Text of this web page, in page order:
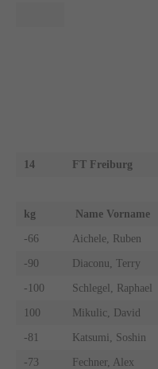
14 FT Freiburg
kg Name Vorname
-66 Aichele, Ruben
-90 Diaconu, Terry
-100 Schlegel, Raphael
100 Mikulic, David
-81 Katsumi, Soshin
-73 Fechner, Alex